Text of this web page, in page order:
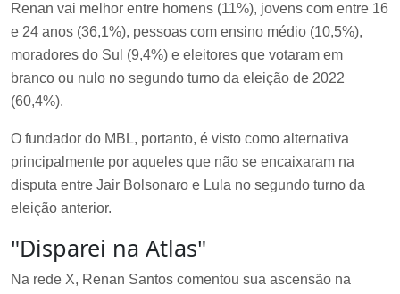
Renan vai melhor entre homens (11%), jovens com entre 16
e 24 anos (36,1%), pessoas com ensino médio (10,5%),
moradores do Sul (9,4%) e eleitores que votaram em
branco ou nulo no segundo turno da eleição de 2022
(60,4%).
O fundador do MBL, portanto, é visto como alternativa
principalmente por aqueles que não se encaixaram na
disputa entre Jair Bolsonaro e Lula no segundo turno da
eleição anterior.
"Disparei na Atlas"
Na rede X, Renan Santos comentou sua ascensão na